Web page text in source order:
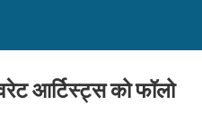
आर्टिस्ट्स को फॉलो